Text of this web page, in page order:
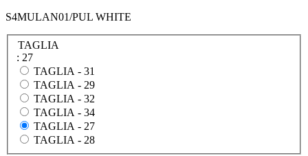
S4MULAN01/PUL WHITE
TAGLIA
: 27
TAGLIA - 31
TAGLIA - 29
TAGLIA - 32
TAGLIA - 34
TAGLIA - 27
TAGLIA - 28